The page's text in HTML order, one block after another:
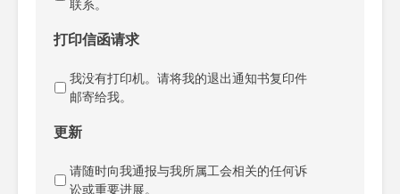
联系。
打印信函请求
我没有打印机。请将我的退出通知书复印件
邮寄给我。
更新
请随时向我通报与我所属工会相关的任何诉
讼或重要进展。